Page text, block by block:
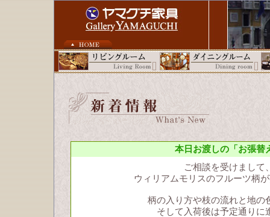
本日お渡しの「お張替
ご相談を受けまして
ウィリアムモリスのフルーツ柄
柄の入り方や枝の流れと地の
そして入荷後は予定通りに